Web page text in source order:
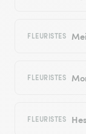
FLEURISTES
FLEURISTES
FLEURISTES